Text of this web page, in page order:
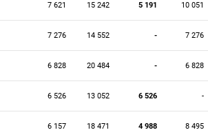
7 621 15 242 5 191 10 051
7 276 14 552 - 7 276
6 828 20 484 - 6 828
6 526 13 052 6 526 -
6 157 18 471 4 988 8 495